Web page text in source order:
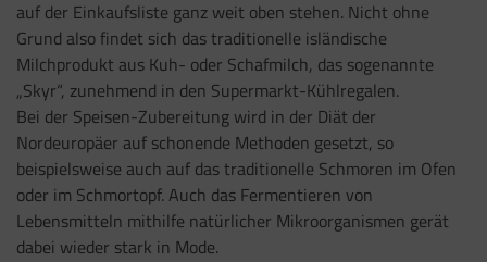
auf der Einkaufsliste ganz weit oben stehen. Nicht ohne
Grund also findet sich das traditionelle isländische
Milchprodukt aus Kuh- oder Schafmilch, das sogenannte
„Skyr“, zunehmend in den Supermarkt-Kühlregalen.
Bei der Speisen-Zubereitung wird in der Diät der
Nordeuropäer auf schonende Methoden gesetzt, so
beispielsweise auch auf das traditionelle Schmoren im Ofen
oder im Schmortopf. Auch das Fermentieren von
Lebensmitteln mithilfe natürlicher Mikroorganismen gerät
dabei wieder stark in Mode.